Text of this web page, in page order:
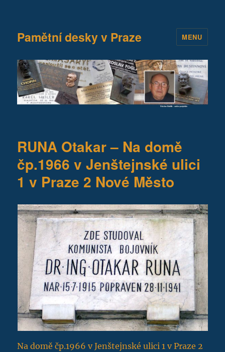
Pamětní desky v Praze MENU
RUNA Otakar – Na domě
čp.1966 v Jenštejnské ulici
1 v Praze 2 Nové Město
Na domě čp.1966 v Jenštejnské ulici 1 v Praze 2